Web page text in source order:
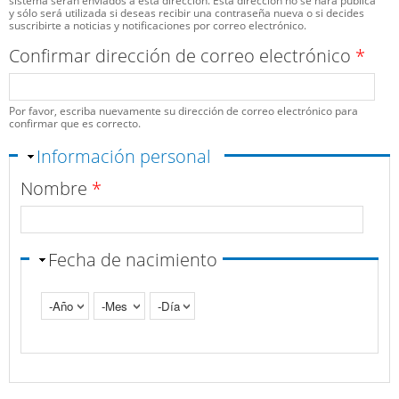
y sólo será utilizada si deseas recibir una contraseña nueva o si decides
suscribirte a noticias y notificaciones por correo electrónico.
Confirmar dirección de correo electrónico *
Por favor, escriba nuevamente su dirección de correo electrónico para
confirmar que es correcto.
Ocultar
Información personal
Nombre *
Fecha de nacimiento
Año
Mes Día